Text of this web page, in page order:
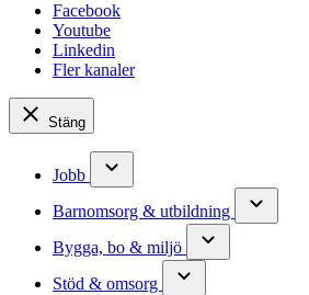
Facebook
Youtube
Linkedin
Fler kanaler
Stäng
Jobb
Barnomsorg & utbildning
Bygga, bo & miljö
Stöd & omsorg